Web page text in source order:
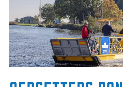
I
J
s
s